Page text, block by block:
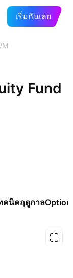
เริ่มกันเลย
Fund
คนิคฤดูกาล